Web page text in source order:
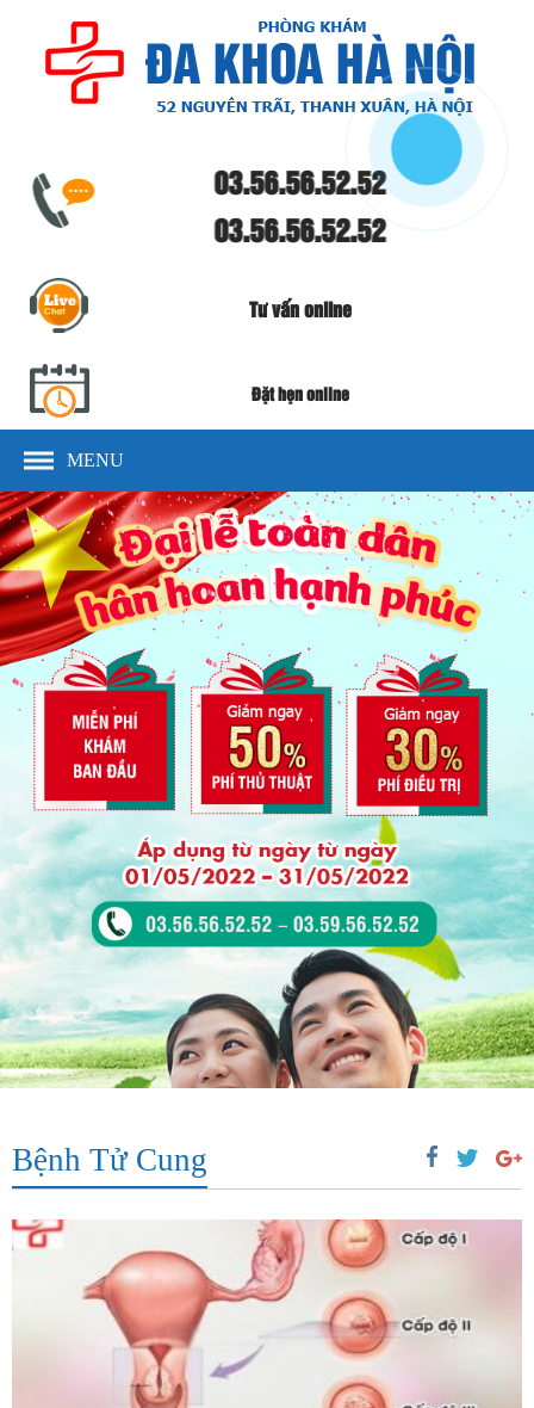
03.56.56.52.52
03.56.56.52.52
Tư vấn online
Đặt hẹn online
MENU
Bệnh Tử Cung